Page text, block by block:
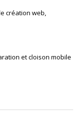
création web,
et cloison mobile